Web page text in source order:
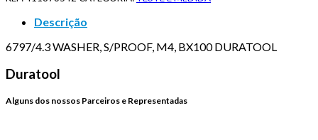
Descrição
6797/4.3 WASHER, S/PROOF, M4, BX100 DURATOOL
Duratool
Alguns dos nossos Parceiros e Representadas